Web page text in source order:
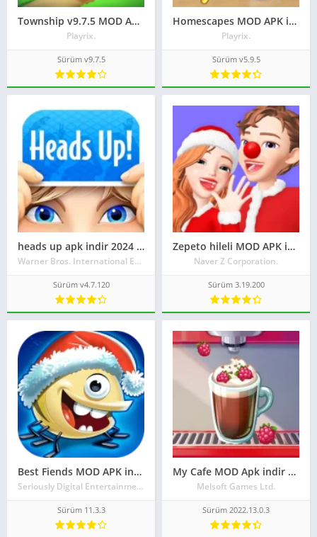
Township v9.7.5 MOD APK indir Sınırsız Para 2023
Playrix.
Sürüm v9.7.5
Homescapes MOD APK indir 2023
Playrix.
Sürüm v5.9.5
heads up apk indir 2024 android için
Warner Bros. International Enterprises.
Sürüm v4.7.120
Zepeto hileli MOD APK indir 2023
Naver Z Corporation.
Sürüm 3.19.200
Best Fiends MOD APK indir 2023 para hileli
Seriously Digital Entertainment Ltd.
Sürüm 11.3.3
My Cafe MOD Apk indir 2023 hileli son sürüm
Melsoft Games Ltd.
Sürüm 2022.13.0.3